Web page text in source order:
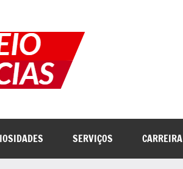
de
Notícias
internet
SERVIÇOS CARREIRA